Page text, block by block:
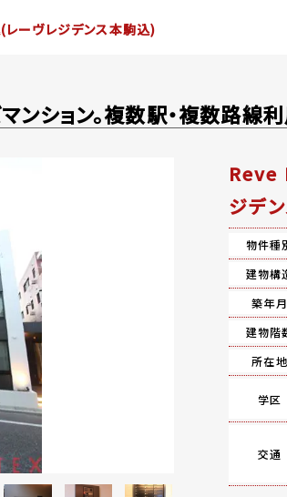
ーヴレジデンス本駒込)
ンション。複数駅・複数路線
Reve
ジデ
物件種
建物構
築年月
建物階
所在地
学区
交通